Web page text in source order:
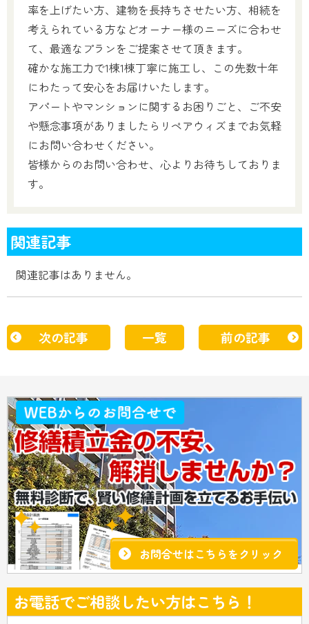
率を上げたい方、建物を長持ちさせたい方、相続を
考えられている方などオーナー様のニーズに合わせ
て、最適なプランをご提案させて頂きます。
確かな施工力で1棟1棟丁寧に施工し、この先数十年
にわたって安心をお届けいたします。
アパートやマンションに関するお困りごと、ご不安
や懸念事項がありましたらリペアウィズまでお気軽
にお問い合わせください。
皆様からのお問い合わせ、心よりお待ちしておりま
す。
関連記事
関連記事はありません。
次の記事 一覧 前の記事
お問合せはこちらをクリック
お電話でご相談したい方はこちら！